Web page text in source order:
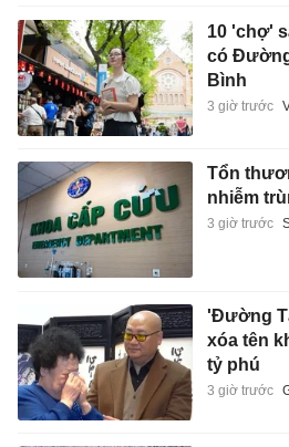
10 'chợ'
có
Bình
3 giờ trước
Tổn
nhiễm
3 giờ trước
'Đường
xóa tên
tỷ phú
3 giờ trước